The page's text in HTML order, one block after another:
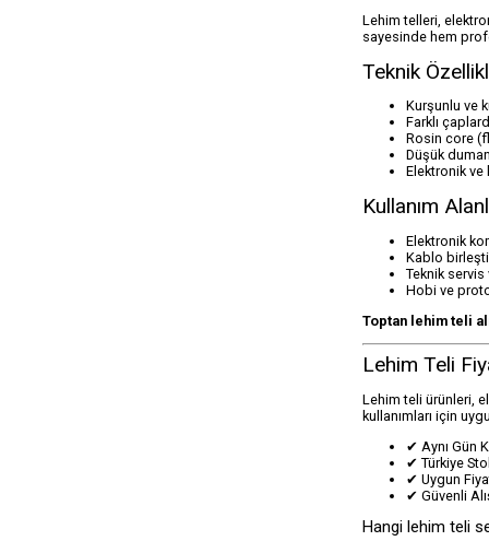
Lehim telleri,
sayesinde hem
Teknik
Kurşunlu ve
Farklı
Rosin core
Düşük
Elektronik ve
Kullanım
Elektronik
Kablo
Teknik servis
Hobi ve
Toptan lehim teli
Lehim Teli
Lehim teli ürünleri,
kullanımları için
✔ Aynı Gün
✔ Türkiye
✔ Uygun
✔ Güvenli
Hangi lehim teli